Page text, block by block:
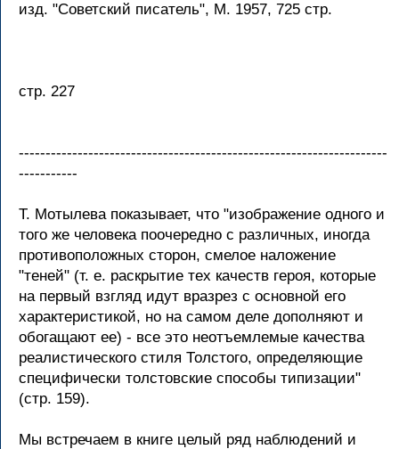
изд. "Советский писатель", М. 1957, 725 стр.
стр. 227
---------------------------------------------------------------------
-----------
Т. Мотылева показывает, что "изображение одного и
того же человека поочередно с различных, иногда
противоположных сторон, смелое наложение
"теней" (т. е. раскрытие тех качеств героя, которые
на первый взгляд идут вразрез с основной его
характеристикой, но на самом деле дополняют и
обогащают ее) - все это неотъемлемые качества
реалистического стиля Толстого, определяющие
специфически толстовские способы типизации"
(стр. 159).
Мы встречаем в книге целый ряд наблюдений и